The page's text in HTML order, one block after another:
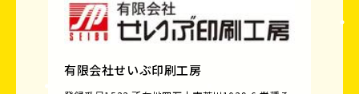
有限会社せいぶ印刷工房